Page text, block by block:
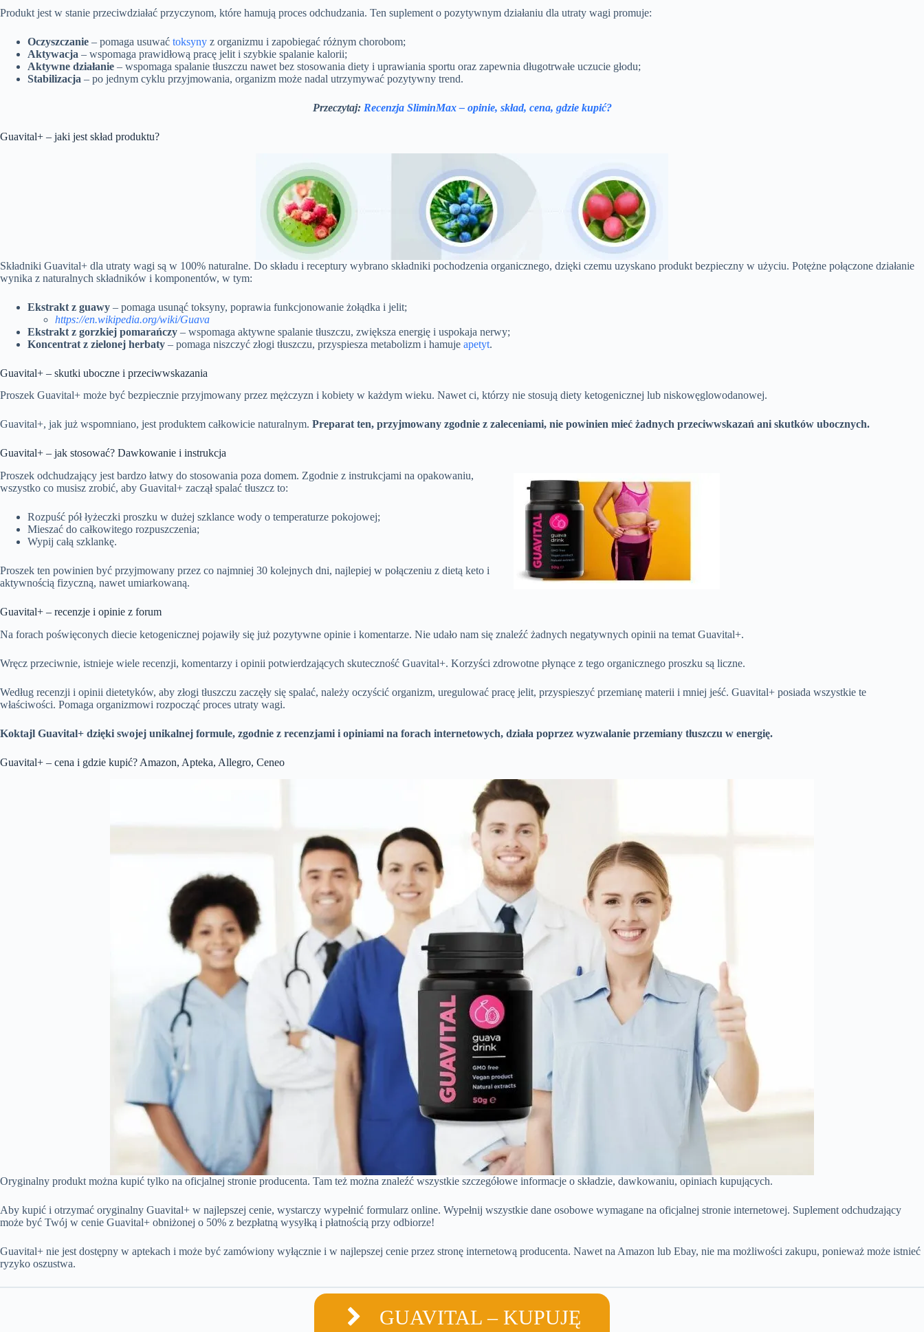
Produkt jest w stanie przeciwdziałać przyczynom, które hamują proces odchudzania. Ten suplement o pozytywnym działaniu dla utraty wagi promuje:
Oczyszczanie – pomaga usuwać toksyny z organizmu i zapobiegać różnym chorobom;
Aktywacja – wspomaga prawidłową pracę jelit i szybkie spalanie kalorii;
Aktywne działanie – wspomaga spalanie tłuszczu nawet bez stosowania diety i uprawiania sportu oraz zapewnia długotrwałe uczucie głodu;
Stabilizacja – po jednym cyklu przyjmowania, organizm może nadal utrzymywać pozytywny trend.
Przeczytaj: Recenzja SliminMax – opinie, skład, cena, gdzie kupić?
Guavital+ – jaki jest skład produktu?
Składniki Guavital+ dla utraty wagi są w 100% naturalne. Do składu i receptury wybrano składniki pochodzenia organicznego, dzięki czemu uzyskano produkt bezpieczny w użyciu. Potężne połączone działanie
wynika z naturalnych składników i komponentów, w tym:
Ekstrakt z guawy – pomaga usunąć toksyny, poprawia funkcjonowanie żołądka i jelit;
https://en.wikipedia.org/wiki/Guava
Ekstrakt z gorzkiej pomarańczy – wspomaga aktywne spalanie tłuszczu, zwiększa energię i uspokaja nerwy;
Koncentrat z zielonej herbaty – pomaga niszczyć złogi tłuszczu, przyspiesza metabolizm i hamuje apetyt.
Guavital+ – skutki uboczne i przeciwwskazania
Proszek Guavital+ może być bezpiecznie przyjmowany przez mężczyzn i kobiety w każdym wieku. Nawet ci, którzy nie stosują diety ketogenicznej lub niskowęglowodanowej.
Guavital+, jak już wspomniano, jest produktem całkowicie naturalnym. Preparat ten, przyjmowany zgodnie z zaleceniami, nie powinien mieć żadnych przeciwwskazań ani skutków ubocznych.
Guavital+ – jak stosować? Dawkowanie i instrukcja
Proszek odchudzający jest bardzo łatwy do stosowania poza domem. Zgodnie z instrukcjami na opakowaniu,
wszystko co musisz zrobić, aby Guavital+ zaczął spalać tłuszcz to:
Rozpuść pół łyżeczki proszku w dużej szklance wody o temperaturze pokojowej;
Mieszać do całkowitego rozpuszczenia;
Wypij całą szklankę.
Proszek ten powinien być przyjmowany przez co najmniej 30 kolejnych dni, najlepiej w połączeniu z dietą keto i
aktywnością fizyczną, nawet umiarkowaną.
Guavital+ – recenzje i opinie z forum
Na forach poświęconych diecie ketogenicznej pojawiły się już pozytywne opinie i komentarze. Nie udało nam się znaleźć żadnych negatywnych opinii na temat Guavital+.
Wręcz przeciwnie, istnieje wiele recenzji, komentarzy i opinii potwierdzających skuteczność Guavital+. Korzyści zdrowotne płynące z tego organicznego proszku są liczne.
Według recenzji i opinii dietetyków, aby złogi tłuszczu zaczęły się spalać, należy oczyścić organizm, uregulować pracę jelit, przyspieszyć przemianę materii i mniej jeść. Guavital+ posiada wszystkie te
właściwości. Pomaga organizmowi rozpocząć proces utraty wagi.
Koktajl Guavital+ dzięki swojej unikalnej formule, zgodnie z recenzjami i opiniami na forach internetowych, działa poprzez wyzwalanie przemiany tłuszczu w energię.
Guavital+ – cena i gdzie kupić? Amazon, Apteka, Allegro, Ceneo
Oryginalny produkt można kupić tylko na oficjalnej stronie producenta. Tam też można znaleźć wszystkie szczegółowe informacje o składzie, dawkowaniu, opiniach kupujących.
Aby kupić i otrzymać oryginalny Guavital+ w najlepszej cenie, wystarczy wypełnić formularz online. Wypełnij wszystkie dane osobowe wymagane na oficjalnej stronie internetowej. Suplement odchudzający
może być Twój w cenie Guavital+ obniżonej o 50% z bezpłatną wysyłką i płatnością przy odbiorze!
Guavital+ nie jest dostępny w aptekach i może być zamówiony wyłącznie i w najlepszej cenie przez stronę internetową producenta. Nawet na Amazon lub Ebay, nie ma możliwości zakupu, ponieważ może istnieć
ryzyko oszustwa.
GUAVITAL – KUPUJĘ